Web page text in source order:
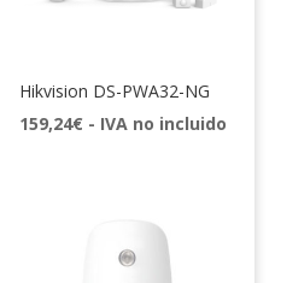
Hikvision DS-PWA32-NG
159,24€ - IVA no incluido